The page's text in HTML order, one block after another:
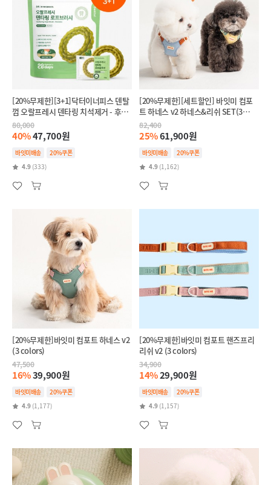
[20%무제한][3+1]닥터이너피스 덴탈
껌 오랄프레시 덴타링 치석제거 - 후코
이단(인텐시브,항산화)
80,000
40%47,700원
바잇미배송
20%쿠폰
4.9 (333)
[20%무제한][세트할인] 바잇미 컴포
트 하네스 v2 하네스&리쉬 SET(3
colors)
82,400
25%61,900원
바잇미배송
20%쿠폰
4.9 (1,162)
[20%무제한]바잇미 컴포트 하네스 v2
(3 colors)
47,500
16%39,900원
바잇미배송
20%쿠폰
4.9 (1,177)
[20%무제한]바잇미 컴포트 핸즈프리
리쉬 v2 (3 colors)
34,900
14%29,900원
바잇미배송
20%쿠폰
4.9 (1,157)